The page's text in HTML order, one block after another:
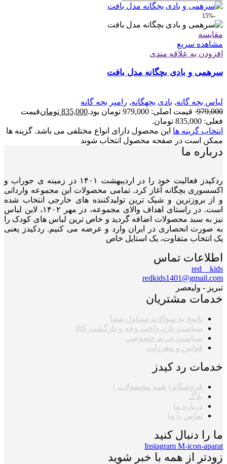
-15%
مقایسه
مشاهده سریع
افزودن به علاقه مندی
سرهمی و بادی بچگانه مدل بافت
لباس بچه گانه, بادی بچهگانه, رامپر بچه گانه
979,000 قیمت اصلی: 979,000 تومان بود. 835,000 تومانقیمت
فعلی: 835,000 تومان.
انتخاب گزینه ها این محصول دارای انواع مختلفی می باشد. گزینه ها
ممکن است در صفحه محصول انتخاب شوند
درباره ما
ردکیدز فعالیت خود را در اردیبهشت ۱۴۰۱ در زمینه ی جوراب و
اکسسوری بچگانه آغاز کرد. تمامی محصولات این مجموعه وارداتی
و از بروزترین و شیک ترین تولیدکننده های خارجی انتخاب شده
است. در راستای اهداف والای مجموعه، در مهر ۱۴۰۲، لاین لباس
نیز به سبد محصولات اضافه گردید و خاص ترین لباس های کودک را
به صورت انحصاری در ایران وارد و عرضه می کنیم. ردکیدز یعنی
یک انتخاب متفاوت، یک استایل خاص
اطلاعات تماس
red__kids
redkids1401@gmail.com
تبریز - ولیعصر
خدمات مشتریان
پاسخ به سوالات متداول شما
سیاست بازپرداخت وجه و بازگشت کالا
سیاست حریم خصوصی
قوانین و مقررات
خدمات رد کیدز
فروشگاه ( همه محصولات )
بلاگ
درباره ما
تماس با ما
ما را دنبال کنید
Instagram M-icon-aparat
زودتر از همه با خبر شوید